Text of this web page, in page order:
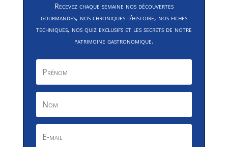
Recevez chaque semaine nos découvertes
gourmandes, nos chroniques d’histoire, nos fiches
techniques, nos quiz exclusifs et les secrets de notre
patrimoine gastronomique.